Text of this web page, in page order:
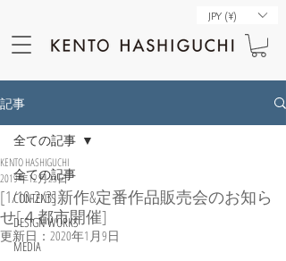
JPY (¥)
記事
全ての記事
CONTENTS
DESIGN WORKS
MEDIA
全ての記事
[1/10-2/3]新作&定番作品販売会のお知ら
せ[４都市開催]
KENTO HASHIGUCHI
2019年12月23日
更新日： 2020年1月9日